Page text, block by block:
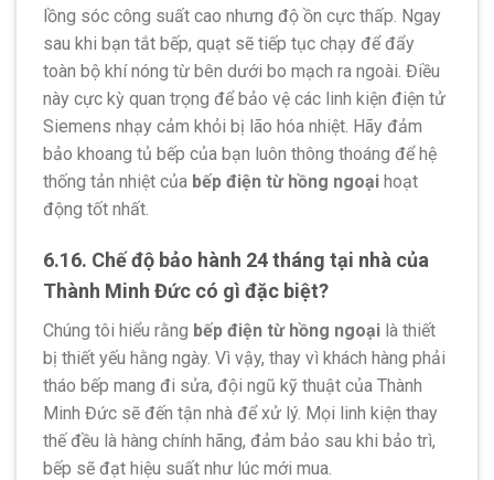
lồng sóc công suất cao nhưng độ ồn cực thấp. Ngay
sau khi bạn tắt bếp, quạt sẽ tiếp tục chạy để đẩy
toàn bộ khí nóng từ bên dưới bo mạch ra ngoài. Điều
này cực kỳ quan trọng để bảo vệ các linh kiện điện tử
Siemens nhạy cảm khỏi bị lão hóa nhiệt. Hãy đảm
bảo khoang tủ bếp của bạn luôn thông thoáng để hệ
thống tản nhiệt của bếp điện từ hồng ngoại hoạt
động tốt nhất.
6.16. Chế độ bảo hành 24 tháng tại nhà của
Thành Minh Đức có gì đặc biệt?
Chúng tôi hiểu rằng bếp điện từ hồng ngoại là thiết
bị thiết yếu hằng ngày. Vì vậy, thay vì khách hàng phải
tháo bếp mang đi sửa, đội ngũ kỹ thuật của Thành
Minh Đức sẽ đến tận nhà để xử lý. Mọi linh kiện thay
thế đều là hàng chính hãng, đảm bảo sau khi bảo trì,
bếp sẽ đạt hiệu suất như lúc mới mua.